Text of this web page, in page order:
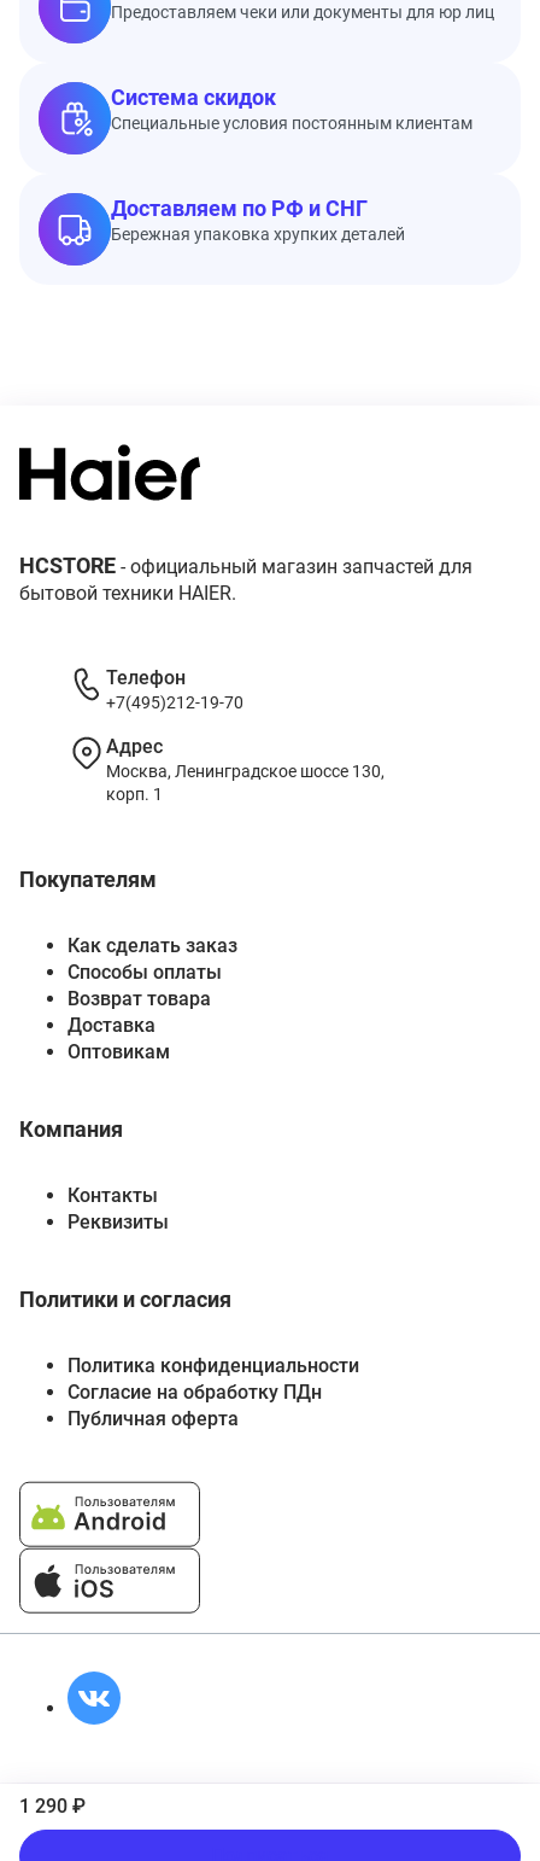
Предоставляем чеки или документы для юр лиц
Система скидок
Специальные условия постоянным клиентам
Доставляем по РФ и СНГ
Бережная упаковка хрупких деталей
1 290 ₽
HCSTORE - официальный магазин запчастей для
бытовой техники HAIER.
Покупателям
Как сделать заказ
Способы оплаты
Возврат товара
Доставка
Оптовикам
Компания
Контакты
Реквизиты
Политики и согласия
Политика конфиденциальности
Согласие на обработку ПДн
Публичная оферта
Телефон
+7(495)212-19-70
Адрес
Москва, Ленинградское шоссе 130,
корп. 1